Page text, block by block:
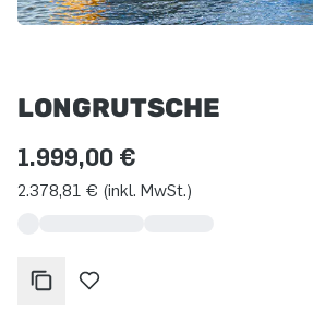
LONGRUTSCHE
1.999,00 €
2.378,81 € (inkl. MwSt.)